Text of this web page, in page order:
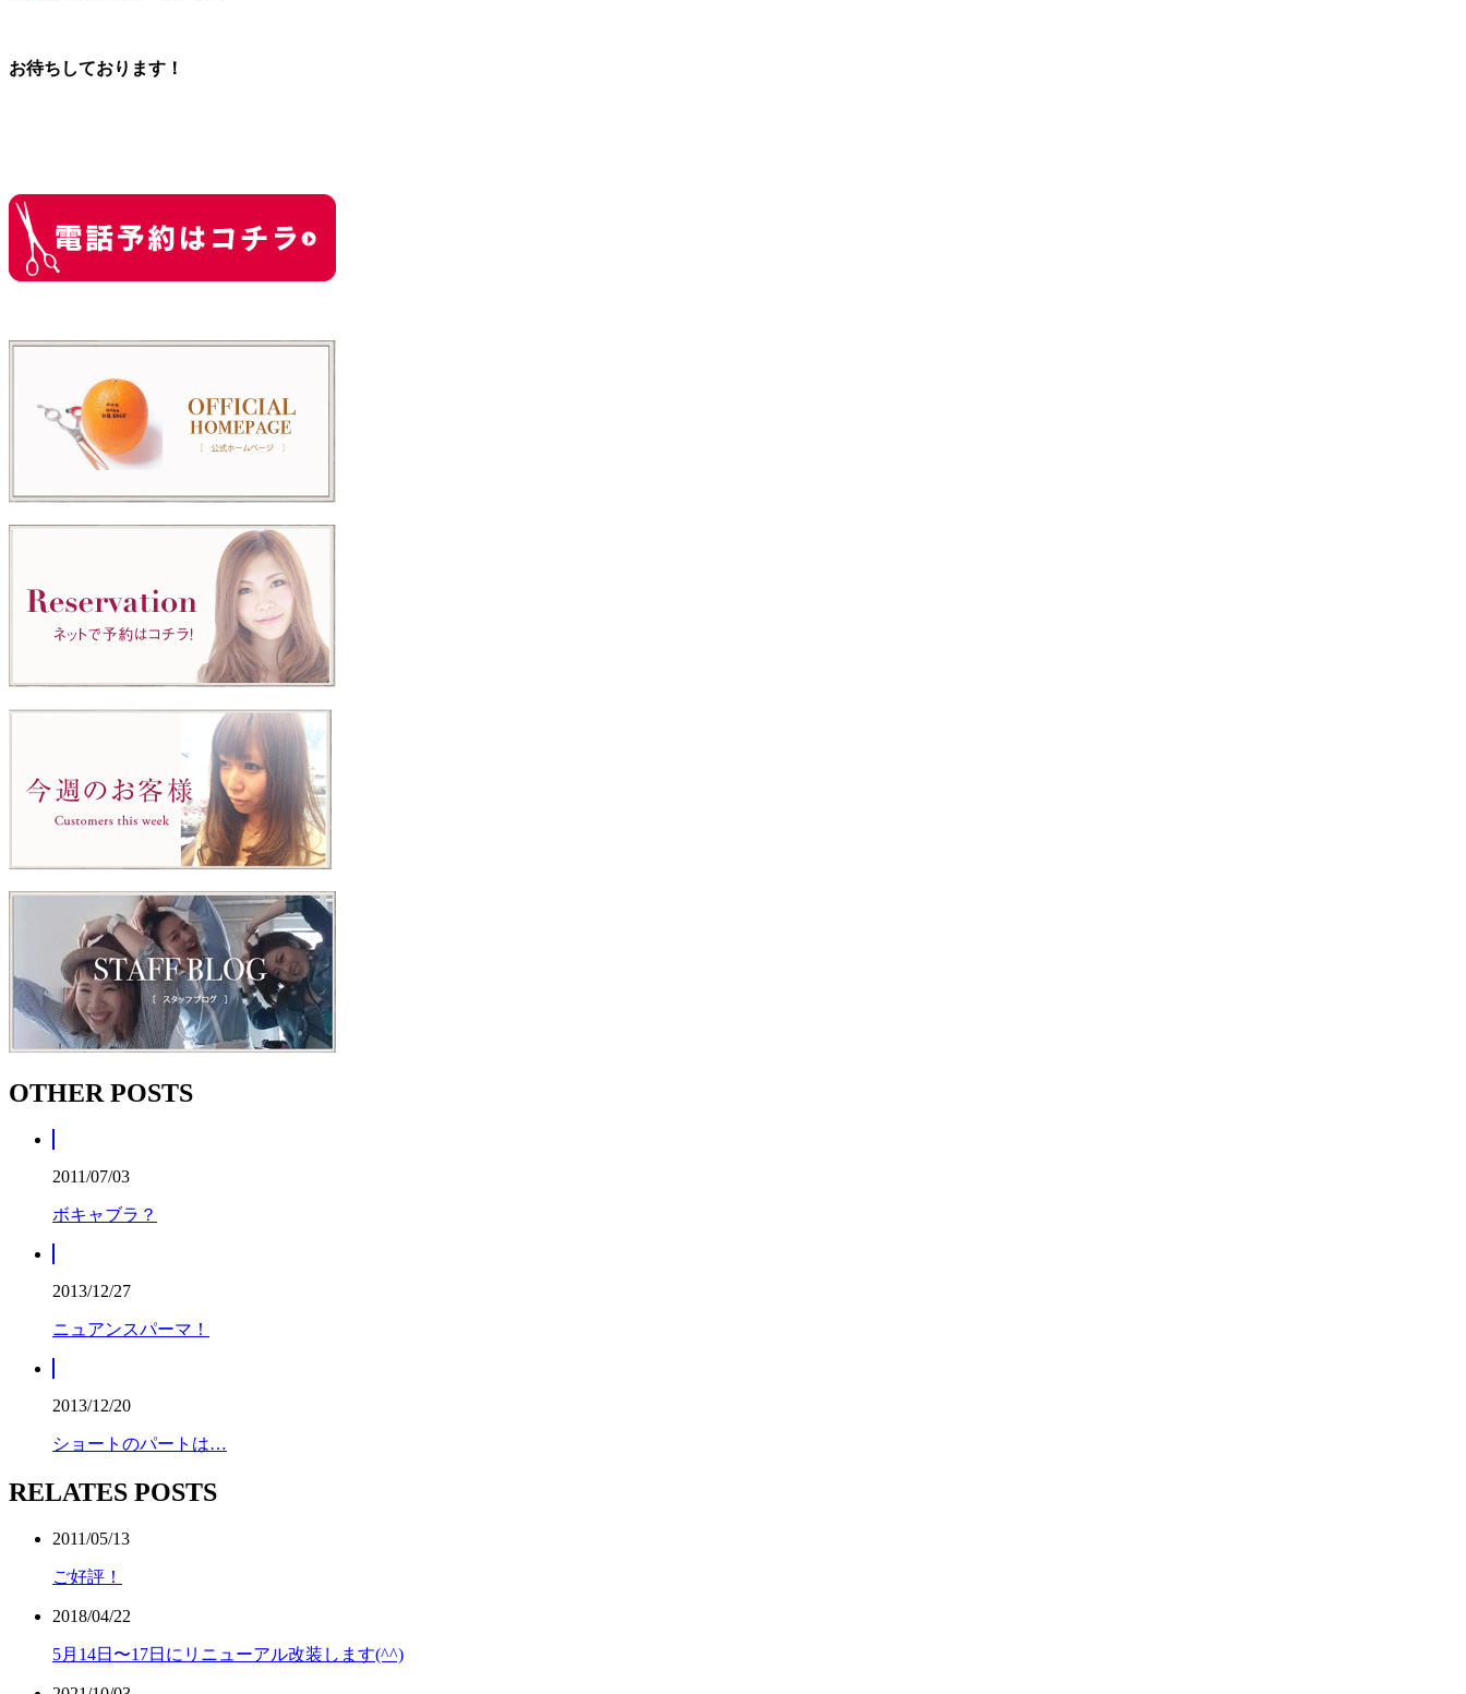
お待ちしております！
OTHER POSTS
2011/07/03
ボキャブラ？
2013/12/27
ニュアンスパーマ！
2013/12/20
ショートのパートは…
RELATES POSTS
2011/05/13
ご好評！
2018/04/22
5月14日〜17日にリニューアル改装します(^^)